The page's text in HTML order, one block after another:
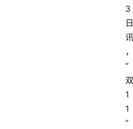
3
日
讯
，
“
双
1
1
”